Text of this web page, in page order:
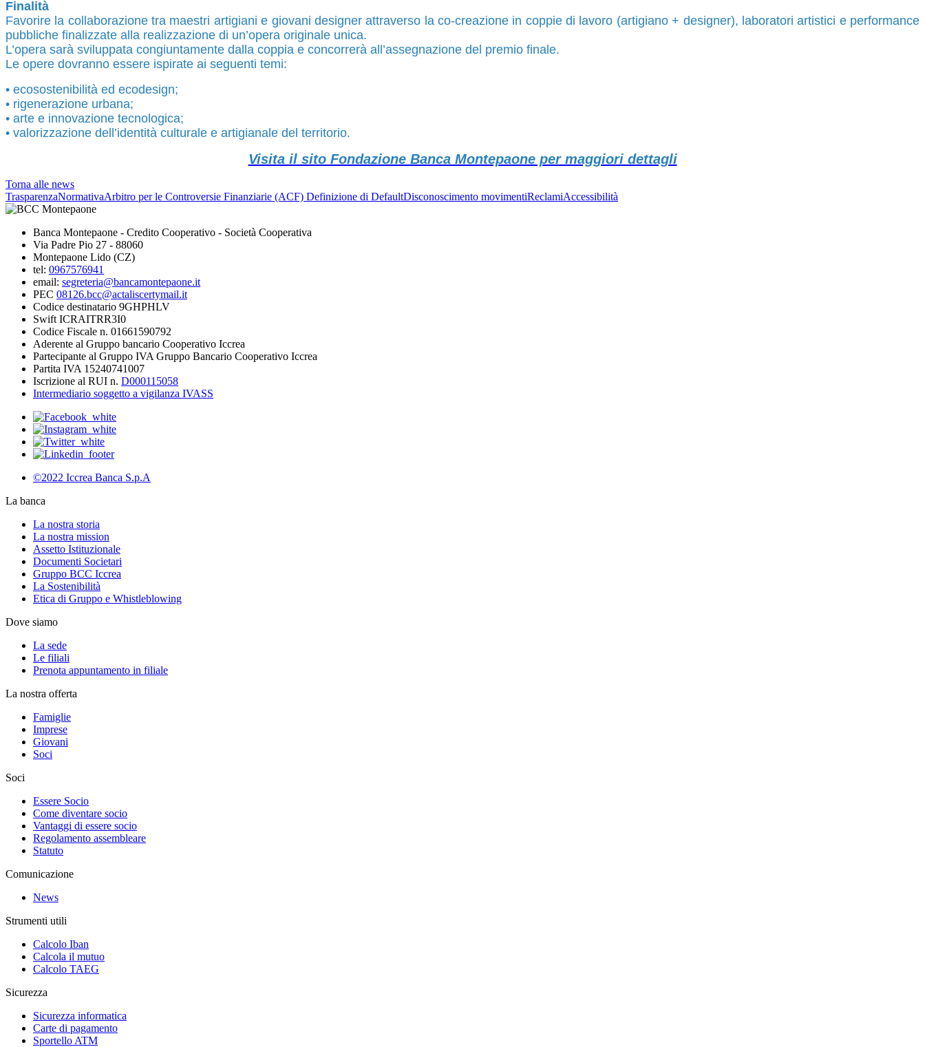
Finalità
Favorire la collaborazione tra maestri artigiani e giovani designer attraverso la co-creazione in coppie di lavoro (artigiano + designer), laboratori artistici e performance
pubbliche finalizzate alla realizzazione di un’opera originale unica.
L’opera sarà sviluppata congiuntamente dalla coppia e concorrerà all’assegnazione del premio finale.
Le opere dovranno essere ispirate ai seguenti temi:
• ecosostenibilità ed ecodesign;
• rigenerazione urbana;
• arte e innovazione tecnologica;
• valorizzazione dell’identità culturale e artigianale del territorio.
Visita il sito Fondazione Banca Montepaone per maggiori dettagli
Torna alle news
TrasparenzaNormativaArbitro per le Controversie Finanziarie (ACF) Definizione di DefaultDisconoscimento movimentiReclamiAccessibilità
Banca Montepaone - Credito Cooperativo - Società Cooperativa
Via Padre Pio 27 - 88060
Montepaone Lido (CZ)
tel: 0967576941
email: segreteria@bancamontepaone.it
PEC 08126.bcc@actaliscertymail.it
Codice destinatario 9GHPHLV
Swift ICRAITRR3I0
Codice Fiscale n. 01661590792
Aderente al Gruppo bancario Cooperativo Iccrea
Partecipante al Gruppo IVA Gruppo Bancario Cooperativo Iccrea
Partita IVA 15240741007
Iscrizione al RUI n. D000115058
Intermediario soggetto a vigilanza IVASS
©2022 Iccrea Banca S.p.A
La banca
La nostra storia
La nostra mission
Assetto Istituzionale
Documenti Societari
Gruppo BCC Iccrea
La Sostenibilità
Etica di Gruppo e Whistleblowing
Dove siamo
La sede
Le filiali
Prenota appuntamento in filiale
La nostra offerta
Famiglie
Imprese
Giovani
Soci
Soci
Essere Socio
Come diventare socio
Vantaggi di essere socio
Regolamento assembleare
Statuto
Comunicazione
News
Strumenti utili
Calcolo Iban
Calcola il mutuo
Calcolo TAEG
Sicurezza
Sicurezza informatica
Carte di pagamento
Sportello ATM